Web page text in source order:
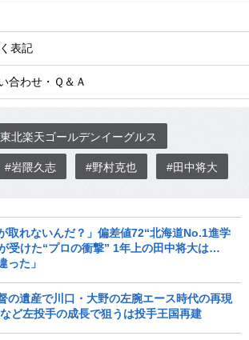
表記
合わせ・Ｑ＆Ａ
北楽天ゴールデンイーグルス
#岩隈久志 #野村克也 #田中将大
取れないんだ？」偏差値72“北海道No.1進学
受けた“プロの衝撃” 1年上の田中将大は…
った」
の遺産で川口・大野の左腕エース時代の再現
ど左投手の成長で狙うは投手王国再建